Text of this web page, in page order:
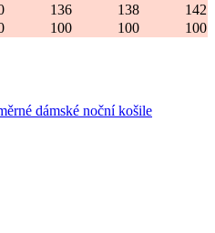
136 138
142
100 100
100
dámské noční košile